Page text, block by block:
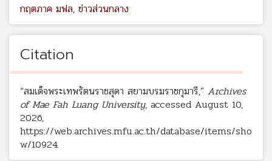
กฤตภาค มฟล, ข่าวส่วนกลาง
Citation
“สมเด็จพระเทพรัตนราชสุดา สยามบรมราชกุมารี,” Archives
of Mae Fah Luang University, accessed August 10,
2026,
https://web.archives.mfu.ac.th/database/items/sho
w/10924.